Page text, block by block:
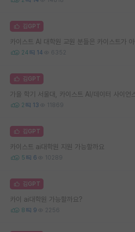
김GPT
24 14 6352
김GPT
2 13 11869
김GPT
카이스트 ai대학원 지원 가능할까요
5 6 10289
김GPT
카이 ai대학원 가능할까요?
8 9 2256